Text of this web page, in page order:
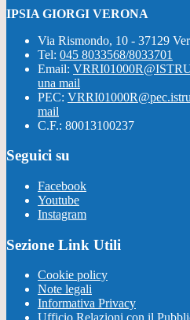
IPSIA GIORGI VERONA
Via Rismondo, 10 - 37129
Tel: 045 8033568/8033701
Email:
una mail
PEC:
mail
C.F.: 80013100237
Seguici su
Facebook
Youtube
Instagram
Sezione Link Utili
Cookie policy
Note legali
Informativa Privacy